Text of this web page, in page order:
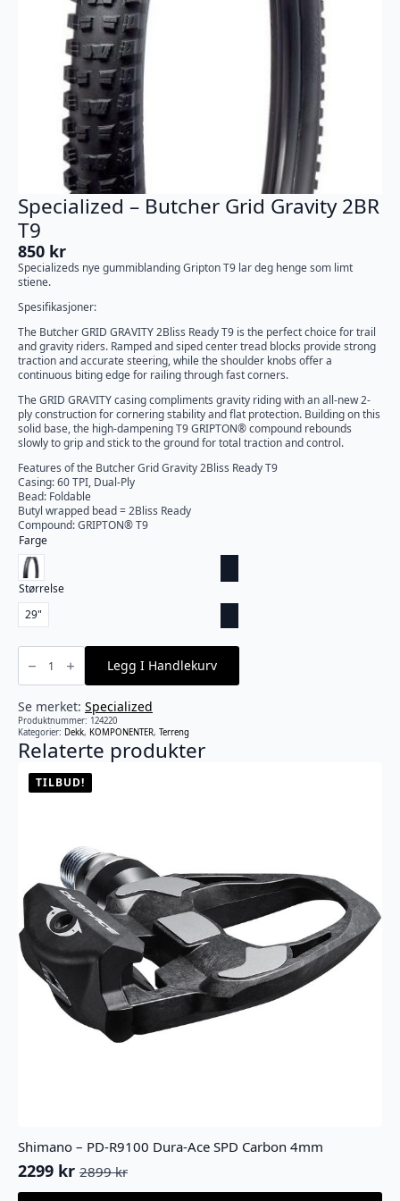
Specialized – Butcher Grid Gravity 2BR
T9
850 kr
Specializeds nye gummiblanding Gripton T9 lar deg henge som limt
stiene.
Spesifikasjoner:
The Butcher GRID GRAVITY 2Bliss Ready T9 is the perfect choice for trail
and gravity riders. Ramped and siped center tread blocks provide strong
traction and accurate steering, while the shoulder knobs offer a
continuous biting edge for railing through fast corners.
The GRID GRAVITY casing compliments gravity riding with an all-new 2-
ply construction for cornering stability and flat protection. Building on this
solid base, the high-dampening T9 GRIPTON® compound rebounds
slowly to grip and stick to the ground for total traction and control.
Features of the Butcher Grid Gravity 2Bliss Ready T9
Casing: 60 TPI, Dual-Ply
Bead: Foldable
Butyl wrapped bead = 2Bliss Ready
Compound: GRIPTON® T9
Farge
Størrelse
29"
Specialized
Butcher
Grid
2BR
T9
antall
Legg I Handlekurv
Se merket: Specialized
Produktnummer: 124220
Kategorier: Dekk, KOMPONENTER, Terreng
Relaterte produkter
TILBUD!
Shimano – PD-R9100 Dura-Ace SPD Carbon 4mm
2899kr
Opprinnelig
2299 kr
Nåværende